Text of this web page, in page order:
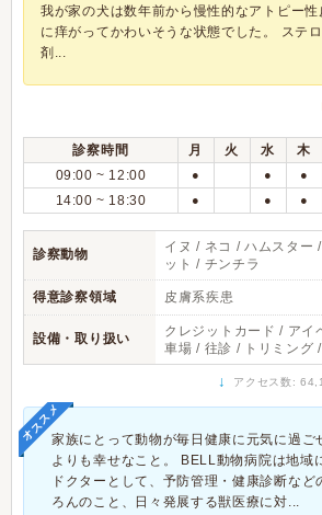
我が家の犬は数年前から慢性的なアトピー性
に痒がってかわいそうな状態でした。 ステ
剤...
診察時間 月 火 水 木
09:00 ~ 12:00
● ● ●
14:00 ~ 18:30 ● ● ●
診察動物
イヌ / ネコ / ハムスター
ット / チンチラ
得意診察領域 皮膚系疾患
設備・取り扱い
クレジットカード / アイ
車場 / 往診 / トリミング
↓ アクセス数:
オススメ家族にとって動物が毎日健康に元気に過ご
よりも幸せなこと。 BELL動物病院は地域
ドクターとして、予防管理・健康診断など
ろんのこと、日々発展する獣医療に対...